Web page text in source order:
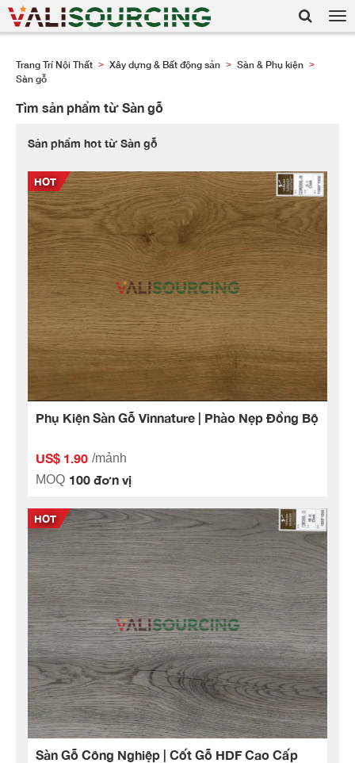
Trang Trí Nội Thất > Xây dựng & Bất động sản > Sàn & Phụ kiện >
Sàn gỗ
Tìm sản phẩm từ Sàn gỗ
Sản phẩm hot từ Sàn gỗ
Phụ Kiện Sàn Gỗ Vinnature | Phào Nẹp Đồng Bộ
US$ 1.90 /mảnh
MOQ 100 đơn vị
Sàn Gỗ Công Nghiệp | Cốt Gỗ HDF Cao Cấp